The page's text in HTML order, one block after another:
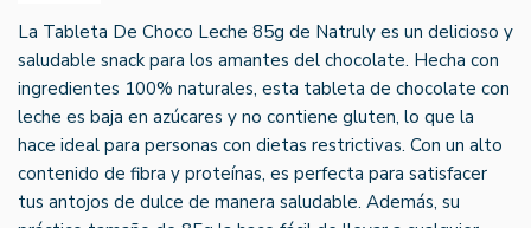
La Tableta De Choco Leche 85g de Natruly es un delicioso y
saludable snack para los amantes del chocolate. Hecha con
ingredientes 100% naturales, esta tableta de chocolate con
leche es baja en azúcares y no contiene gluten, lo que la
hace ideal para personas con dietas restrictivas. Con un alto
contenido de fibra y proteínas, es perfecta para satisfacer
tus antojos de dulce de manera saludable. Además, su